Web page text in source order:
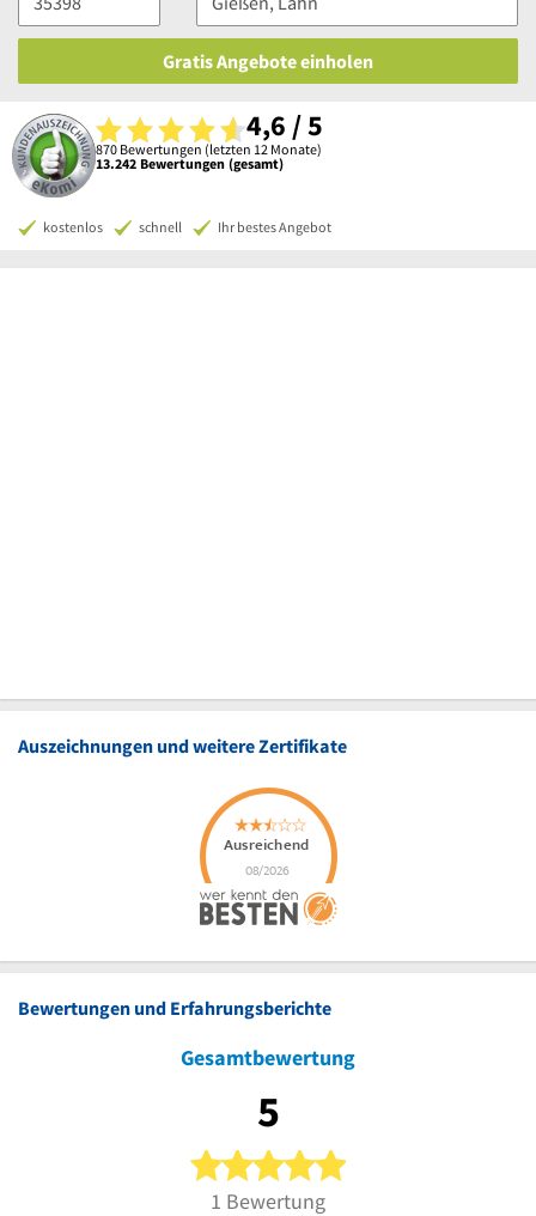
Gratis Angebote einholen
4,6 / 5
870 Bewertungen (letzten 12 Monate)
13.242 Bewertungen (gesamt)
kostenlos schnell Ihr bestes Angebot
Auszeichnungen und weitere Zertifikate
Bewertungen und Erfahrungsberichte
Gesamtbewertung
5
5 von 5 Sternen
1 Bewertung